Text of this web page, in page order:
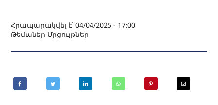
Հրապարակվել է՝ 04/04/2025 - 17:00
Թեմաներ Մրցույթներ